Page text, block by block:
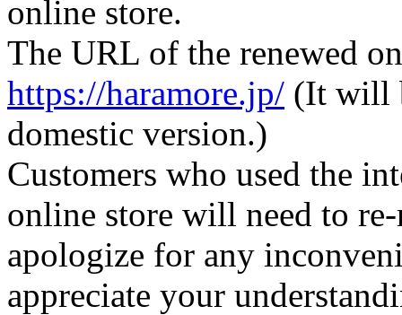
online store.
The URL of the renewed
https://haramore.jp/ (It will
domestic version.)
Customers who used the
online store will need to
apologize for any
appreciate your